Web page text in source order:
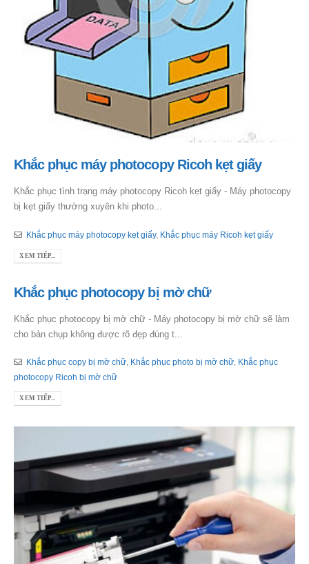
Khắc phục máy photocopy Ricoh kẹt giấy
Khắc phục tình trạng máy photocopy Ricoh kẹt giấy - Máy photocopy
bị kẹt giấy thường xuyên khi photo...
Khắc phục máy photocopy kẹt giấy, Khắc phục máy Ricoh kẹt giấy
XEM TIẾP...
Khắc phục photocopy bị mờ chữ
Khắc phục photocopy bị mờ chữ - Máy photocopy bị mờ chữ sẽ làm
cho bản chụp không được rõ đẹp đúng t...
Khắc phục copy bị mờ chữ, Khắc phục photo bị mờ chữ,
Khắc phục
photocopy Ricoh bị mờ chữ
XEM TIẾP...